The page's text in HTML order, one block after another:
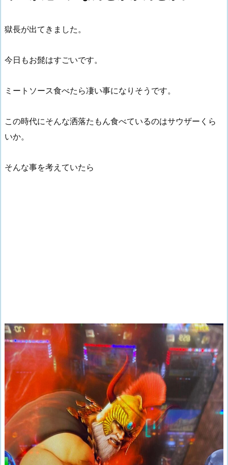
獄長が出てきました。
今日もお髭はすごいです。
ミートソース食べたら凄い事になりそうです。
この時代にそんな洒落たもん食べているのはサウザーくら
いか。
そんな事を考えていたら